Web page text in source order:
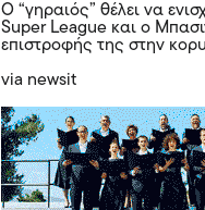
Ο “γηραιός” θέλει να
Super League και ο
επιστροφής της στην
via newsit